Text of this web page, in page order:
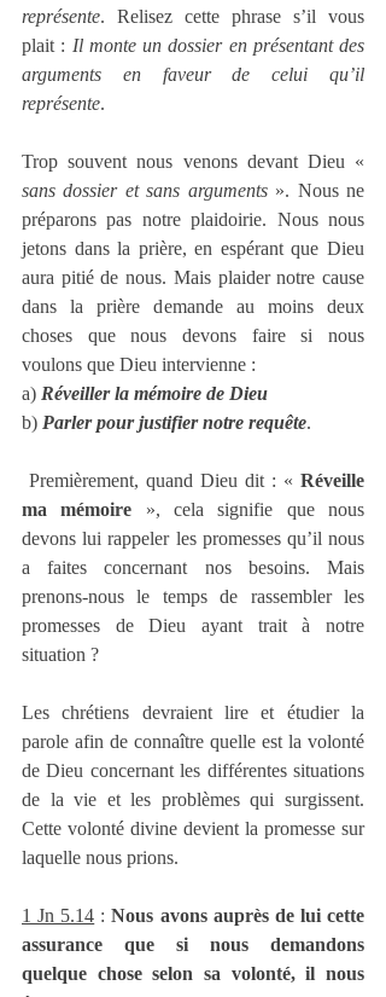
représente. Relisez cette phrase s’il vous
plait : Il monte un dossier en présentant des
arguments en faveur de celui qu’il
représente.
sans dossier et sans arguments ». Nous ne
préparons pas notre plaidoirie. Nous nous
jetons dans la prière, en espérant que Dieu
aura pitié de nous. Mais plaider notre cause
dans la prière demande au moins deux
choses que nous devons faire si nous
voulons que Dieu intervienne :
a) Réveiller la mémoire de Dieu
b) Parler pour justifier notre requête.
Premièrement, quand Dieu dit : « Réveille
ma mémoire », cela signifie que nous
devons lui rappeler les promesses qu’il nous
a faites concernant nos besoins. Mais
prenons-nous le temps de rassembler les
promesses de Dieu ayant trait à notre
situation ?
Les chrétiens devraient lire et étudier la
parole afin de connaître quelle est la volonté
de Dieu concernant les différentes situations
de la vie et les problèmes qui surgissent.
Cette volonté divine devient la promesse sur
laquelle nous prions.
1 Jn 5.14 : Nous avons auprès de lui cette
assurance que si nous demandons
quelque chose selon sa volonté, il nous